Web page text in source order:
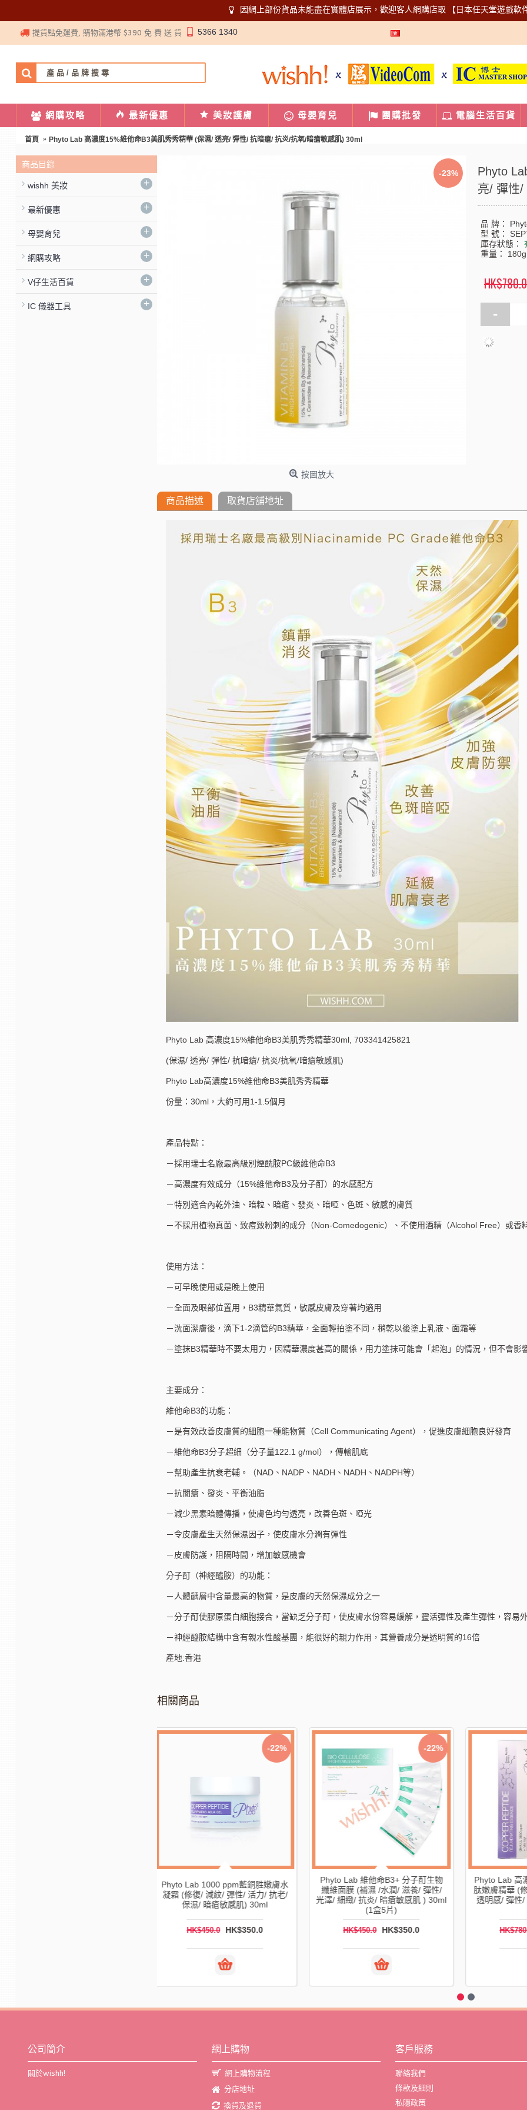
因網上部份貨品未能盡在實體店展示，歡迎客人網購店取 【日本任天堂遊戲軟
提貨點免運費, 購物滿港幣 $390 免 費 送 貨 5366 1340
網購攻略 最新優惠 美妝護膚 母嬰育兒 團購批發 電腦生活百貨
首頁 Phyto Lab 高濃度15%維他命B3美肌秀秀精華 (保濕/ 透亮/ 彈性/ 抗暗瘡/ 抗炎/抗氧/暗瘡敏感肌) 30ml
商品目錄
wishh 美妝 +
最新優惠 +
母嬰育兒 +
網購攻略 +
V仔生活百貨 +
IC 儀器工具 +
-23%
按圖放大
Phyto
亮/ 彈性/
品 牌：
型 號：
庫存狀態：
重量： 180g
-
商品描述 取貨店舖地址
Phyto Lab 高濃度15%維他命B3美肌秀秀精華30ml, 703341425821
(保濕/ 透亮/ 彈性/ 抗暗瘡/ 抗炎/抗氧/暗瘡敏感肌)
Phyto Lab高濃度15%維他命B3美肌秀秀精華
份量：30ml，大約可用1-1.5個月
產品特點：
－採用瑞士名廠最高級別煙酰胺PC級維他命B3
－高濃度有效成分（15%維他命B3及分子酊）的水感配方
－特別適合內乾外油、暗粒、暗瘡、發炎、暗啞、色斑、敏感的膚質
－不採用植物真菌、致痘致粉刺的成分（Non-Comedogenic）、不使用酒精（Alcohol Free）或香
使用方法：
－可早晚使用或是晚上使用
－全面及眼部位置用，B3精華氣質，敏感皮膚及穿著均適用
－洗面潔膚後，滴下1-2滴管的B3精華，全面輕拍塗不同，稍乾以後塗上乳液、面霜等
－塗抹B3精華時不要太用力，因精華濃度甚高的關係，用力塗抹可能會「起泡」的情況，但不會影
主要成分：
維他命B3的功能：
－是有效改善皮膚質的細胞一種能物質（Cell Communicating Agent），促進皮膚細胞良好發育
－維他命B3分子超細（分子量122.1 g/mol），傳輸肌底
－幫助產生抗衰老輔。（NAD、NADP、NADH、NADH、NADPH等）
－抗闇瘡、發炎、平衡油脂
－減少黑素暗體傳播，使膚色均勻透亮，改善色斑、啞光
－令皮膚產生天然保濕因子，使皮膚水分潤有彈性
－皮膚防護，阻隔時間，增加敏感機會
分子酊（神經醯胺）的功能：
－人體齲層中含量最高的物質，是皮膚的天然保濕成分之一
－分子酊使膠原蛋白細胞接合，當缺乏分子酊，使皮膚水份容易緩解，靈活彈性及產生彈性，容易
－神經醯胺結構中含有親水性酸基團，能很好的親力作用，其營養成分是透明質的16倍
產地:香港
相關商品
-22%
Phyto Lab 1000 ppm藍銅胜嫩膚水
凝霜 (修復/ 減紋/ 彈性/ 活力/ 抗老/
保濕/ 暗瘡敏感肌) 30ml
HK$450.0 HK$350.0
-22%
Phyto Lab 維他命B3+ 分子酊生物
纖維面膜 (補濕 /水潤/ 滋養/ 彈性/
光澤/ 細緻/ 抗炎/ 暗瘡敏感肌 ) 30ml
(1盒5片)
HK$450.0 HK$350.0
Phyto Lab
肽嫩膚精華 (
透明感/ 彈
公司簡介
關於wishh!
網上購物
網上購物流程
分店地址
換貨及退貨
客戶服務
聯絡我們
條款及細則
私隱政策